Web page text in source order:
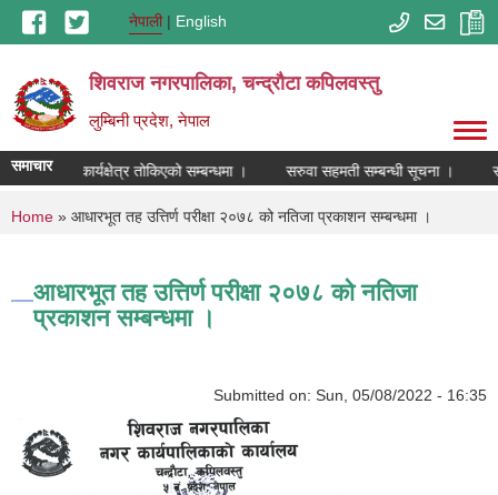
Skip to main contentनेपाली English
शिवराज नगरपालिका, चन्द्राैटा कपिलवस्तु
लुम्बिनी प्रदेश, नेपाल
समाचार कार्यक्षेत्र तोकिएको सम्बन्धमा । सरुवा सहमती सम्बन्धी सूचना ।
You are here
Home » आधारभूत तह उत्तिर्ण परीक्षा २०७८ को नतिजा प्रकाशन सम्बन्धमा ।
आधारभूत तह उत्तिर्ण परीक्षा २०७८ को नतिजा
प्रकाशन सम्बन्धमा ।
Submitted on: Sun, 05/08/2022 - 16:35